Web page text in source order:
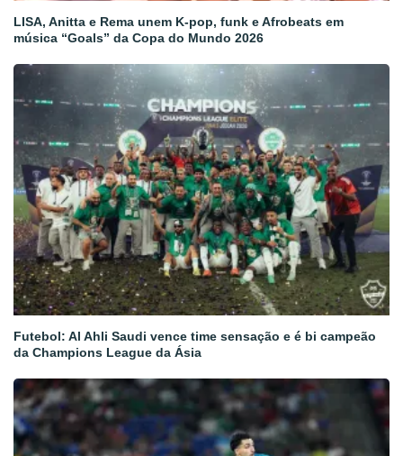
LISA, Anitta e Rema unem K-pop, funk e Afrobeats em
música “Goals” da Copa do Mundo 2026
Futebol: Al Ahli Saudi vence time sensação e é bi campeão
da Champions League da Ásia